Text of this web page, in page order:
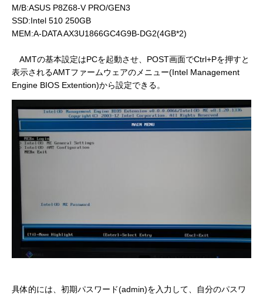
M/B:ASUS P8Z68-V PRO/GEN3
SSD:Intel 510 250GB
MEM:A-DATA AX3U1866GC4G9B-DG2(4GB*2)
AMTの基本設定はPCを起動させ、POST画面でCtrl+Pを押すと
表示されるAMTファームウェアのメニュー(Intel Management
Engine BIOS Extention)から設定できる。
具体的には、初期パスワード(admin)を入力して、自分のパスワ